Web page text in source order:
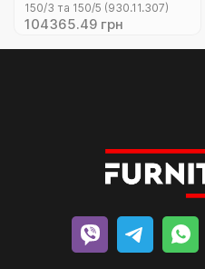
150/3 та 150/5 (930.11.307)
104365.49 грн